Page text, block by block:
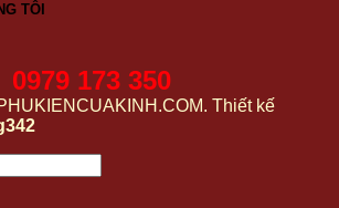
TÔI
0979 173 350
Thiết kế